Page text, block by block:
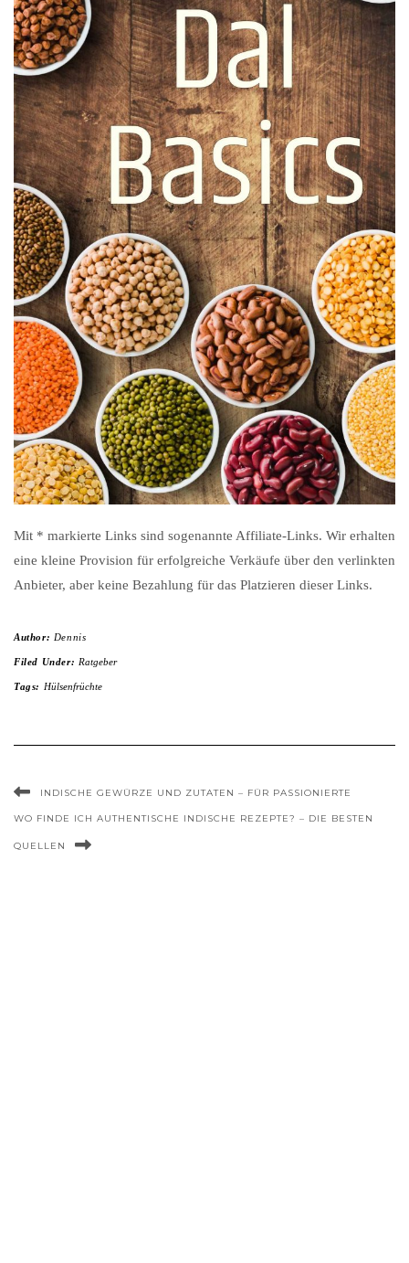
Mit * markierte Links sind sogenannte Affiliate-Links. Wir erhalten
eine kleine Provision für erfolgreiche Verkäufe über den verlinkten
Anbieter, aber keine Bezahlung für das Platzieren dieser Links.
Author: Dennis
Filed Under: Ratgeber
Tags: Hülsenfrüchte
INDISCHE GEWÜRZE UND ZUTATEN – FÜR PASSIONIERTE
WO FINDE ICH AUTHENTISCHE INDISCHE REZEPTE? – DIE BESTEN
QUELLEN